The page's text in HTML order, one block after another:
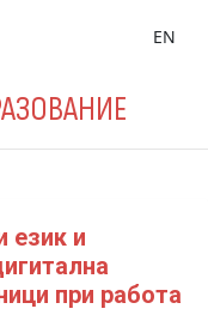
EN
език и
при работа